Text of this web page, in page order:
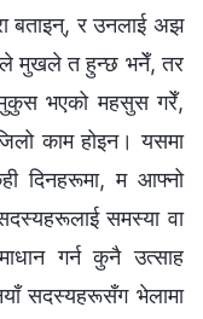
बताइन्, र उनलाई अझ
मैले मुखले त हुन्छ भनेँ, तर
भएको महसुस गरेँ,
काम होइन। यसमा
दिनहरूमा, म आफ्नो
समस्या वा
गर्न कुनै उत्साह
सदस्यहरूसँग भेलामा